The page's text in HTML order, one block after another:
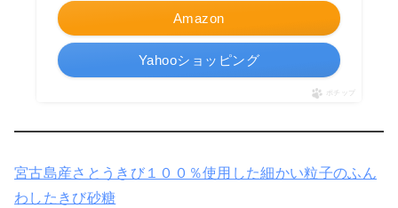
Amazon
Yahooショッピング
ポチップ
宮古島産さとうきび１００％使用した細かい粒子のふん
わしたきび砂糖